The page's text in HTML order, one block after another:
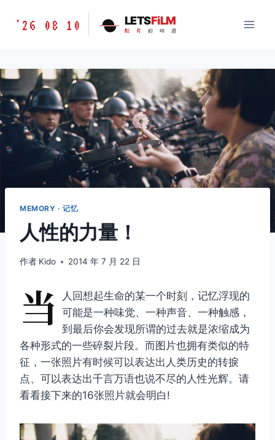
胶
味
道
LETSFILM
'26 08 10 LETSFiLM
胶 片 的 味 道
MEMORY · 记忆
人性的力量！
作者 Kido 2014 年 7 月 22 日
当
人回想起生命的某一个时刻，记忆浮现的
可能是一种味觉、一种声音、一种触感，
到最后你会发现所谓的过去就是浓缩成为
各种形式的一些碎裂片段。而图片也拥有类似的特
征，一张照片有时候可以表达出人类历史的转捩
点、可以表达出千言万语也说不尽的人性光辉。请
看看接下来的16张照片就会明白!